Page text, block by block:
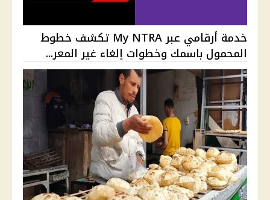
خدمة أرقامي عبر My NTRA تكشف خطوط
المحمول باسمك وخطوات إلغاء غير المعر...